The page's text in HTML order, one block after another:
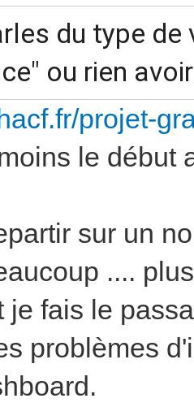
du type
ou rien
projet-
le début
sur un
....
je fais le
problèmes